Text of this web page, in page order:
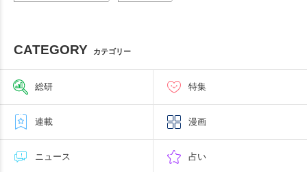
CATEGORY カテゴリー
総研 特集
連載 漫画
ニュース 占い